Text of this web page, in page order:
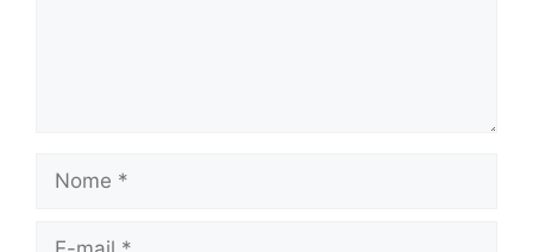
Nome